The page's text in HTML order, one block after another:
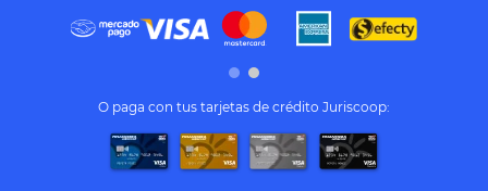
Tratamiento de datos personales
O paga con tus tarjetas de crédito Juriscoop: